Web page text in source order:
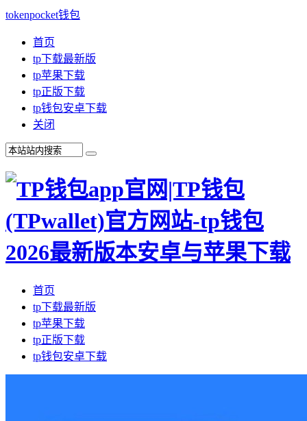
tokenpocket钱包
首页
tp下载最新版
tp苹果下载
tp正版下载
tp钱包安卓下载
关闭
首页
tp下载最新版
tp苹果下载
tp正版下载
tp钱包安卓下载